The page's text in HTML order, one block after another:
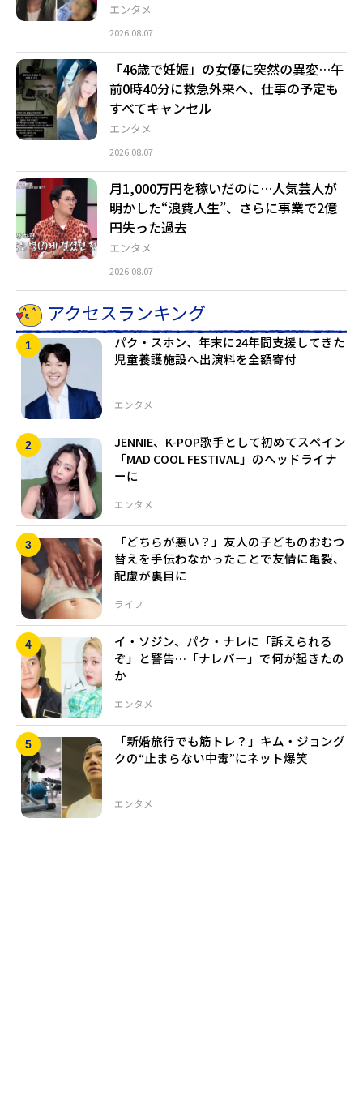
エンタメ
2026.08.07
エンタメ
「46歳で妊娠」の女優に突然の異変…午
前0時40分に救急外来へ、仕事の予定も
すべてキャンセル
2026.08.07
エンタメ
月1,000万円を稼いだのに…人気芸人が
明かした“浪費人生”、さらに事業で2億
円失った過去
2026.08.07
アクセスランキング
エンタメ
パク・スホン、年末に24年間支援してきた
児童養護施設へ出演料を全額寄付
エンタメ
JENNIE、K-POP歌手として初めてスペイン
「MAD COOL FESTIVAL」のヘッドライナ
ーに
ライフ
「どちらが悪い？」友人の子どものおむつ
替えを手伝わなかったことで友情に亀裂、
配慮が裏目に
エンタメ
イ・ソジン、パク・ナレに「訴えられる
ぞ」と警告…「ナレバー」で何が起きたの
か
エンタメ
「新婚旅行でも筋トレ？」キム・ジョング
クの“止まらない中毒”にネット爆笑